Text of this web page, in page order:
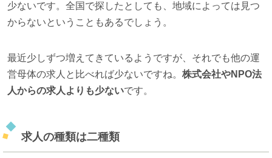
少ないです。全国で探したとしても、地域によっては見つ
からないということもあるでしょう。
最近少しずつ増えてきているようですが、それでも他の運
営母体の求人と比べれば少ないですね。 株式会社やNPO法
人からの求人よりも少ないです。
求人の種類は二種類